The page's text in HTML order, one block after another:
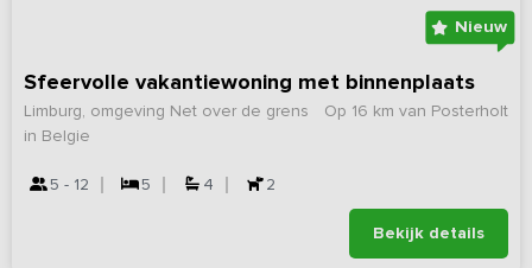
Nieuw
Sfeervolle vakantiewoning met binnenplaats
Op 16 km van Posterholt
Limburg, omgeving Net over de grens
in Belgie
5 - 12 5 4 2
Bekijk details